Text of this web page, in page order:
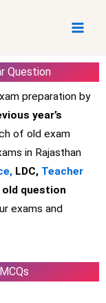
Question
preparation by
year’s
of old exam
in Rajasthan
LDC, Teacher
old question
exams and